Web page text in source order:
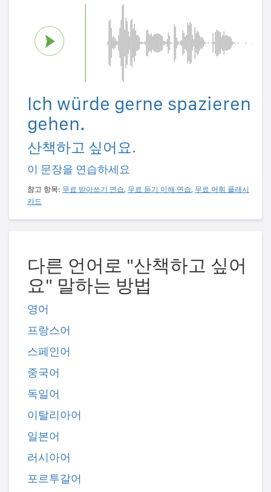
Ich würde gerne spazieren
gehen.
산책하고 싶어요.
이 문장을 연습하세요
참고 항목: 무료 받아쓰기 연습, 무료 듣기 이해 연습, 무료 어휘 플래시
카드
다른 언어로 "산책하고 싶어
요" 말하는 방법
영어
프랑스어
스페인어
중국어
독일어
이탈리아어
일본어
러시아어
포르투갈어